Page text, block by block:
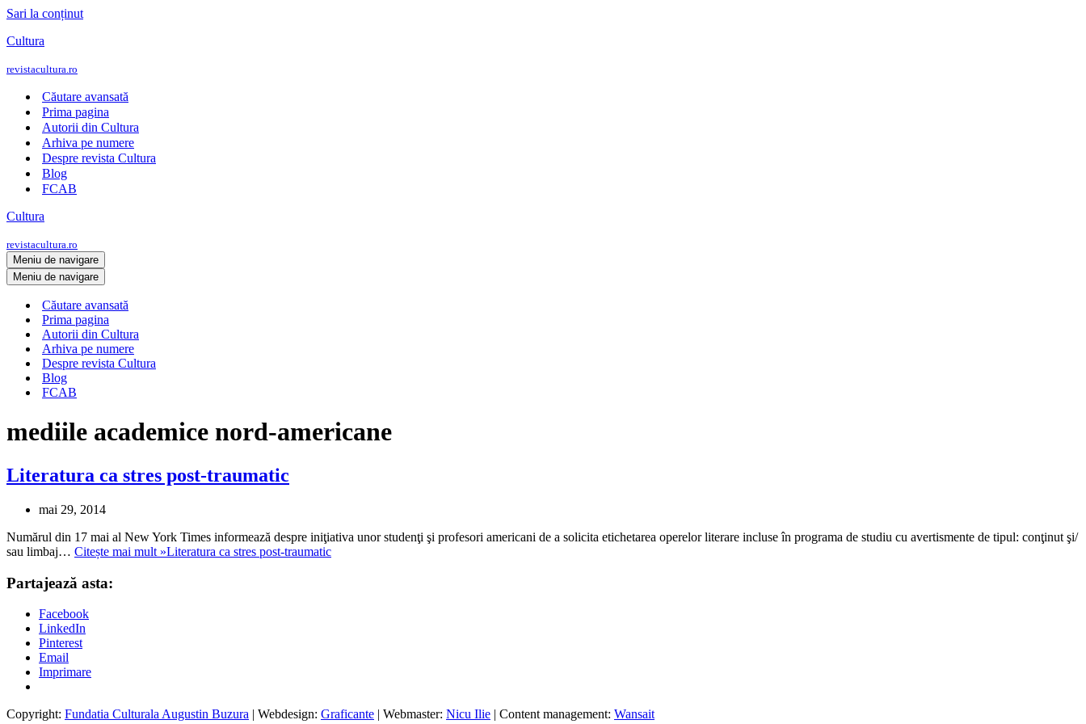
Sari la conținut
Cultura
revistacultura.ro
Căutare avansată
Prima pagina
Autorii din Cultura
Arhiva pe numere
Despre revista Cultura
Blog
FCAB
Cultura
revistacultura.ro
Meniu de navigare
Meniu de navigare
Căutare avansată
Prima pagina
Autorii din Cultura
Arhiva pe numere
Despre revista Cultura
Blog
FCAB
mediile academice nord-americane
Literatura ca stres post-traumatic
mai 29, 2014
Numărul din 17 mai al New York Times informează despre iniţiativa unor studenţi şi profesori americani de a solicita etichetarea operelor literare incluse în programa de studiu cu avertismente de tipul: conţinut şi/
sau limbaj… Citește mai mult »Literatura ca stres post-traumatic
Partajează asta:
Facebook
LinkedIn
Pinterest
Email
Imprimare
Copyright: Fundatia Culturala Augustin Buzura | Webdesign: Graficante | Webmaster: Nicu Ilie | Content management: Wansait